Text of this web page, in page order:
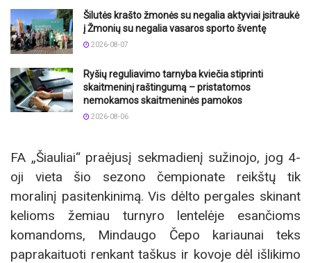
Šilutės krašto žmonės su negalia aktyviai įsitraukė
į Žmonių su negalia vasaros sporto šventę
2026-08-07
Ryšių reguliavimo tarnyba kviečia stiprinti
skaitmeninį raštingumą – pristatomos
nemokamos skaitmeninės pamokos
2026-08-06
FA „Šiauliai“ praėjusį sekmadienį sužinojo, jog 4-
oji vieta šio sezono čempionate reikštų tik
moralinį pasitenkinimą. Vis dėlto pergales skinant
kelioms žemiau turnyro lentelėje esančioms
komandoms, Mindaugo Čepo kariaunai teks
paprakaituoti renkant taškus ir kovoje dėl išlikimo